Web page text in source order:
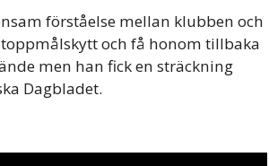
förståelse mellan klubben och
och få honom tillbaka
men han fick en sträckning
Dagbladet.